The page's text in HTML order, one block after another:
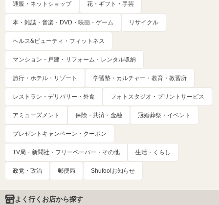
通販・ネットショップ 花・ギフト・手芸
本・雑誌・音楽・DVD・映画・ゲーム リサイクル
ヘルス&ビューティ・フィットネス
マンション・戸建・リフォーム・レンタル収納
旅行・ホテル・リゾート 学習塾・カルチャー・教育・教習所
レストラン・デリバリー・外食 フォトスタジオ・プリントサービス
アミューズメント 保険・共済・金融 冠婚葬祭・イベント
プレゼントキャンペーン・クーポン
TV局・新聞社・フリーペーパー・その他 生活・くらし
政党・政治 郵便局 Shufoo!お知らせ
よく行くお店から探す